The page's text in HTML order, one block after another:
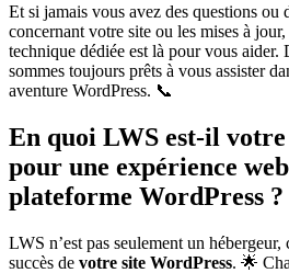
Et si jamais vous avez des questions ou
concernant votre site ou les mises à
technique dédiée est là pour vous aider.
sommes toujours prêts à vous assister
aventure WordPress. 📞
En quoi LWS est-il
pour une expérience
plateforme WordPress ?
LWS n’est pas seulement un hébergeur,
succès de votre site WordPress. 🌟